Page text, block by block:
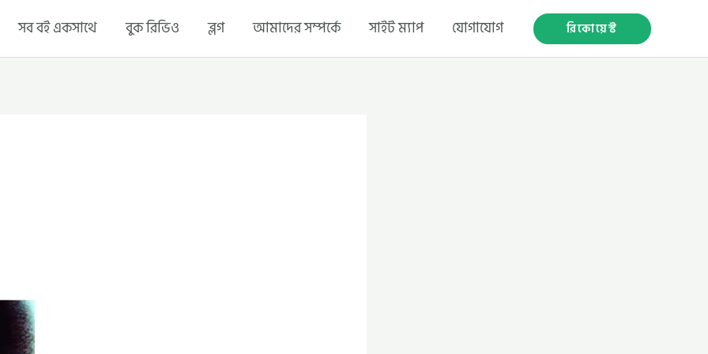
সব বই একসাথে বুক রিভিও ব্লগ আমাদের সম্পর্কে সাইট ম্যাপ যোগাযোগ রিকোয়েস্ট